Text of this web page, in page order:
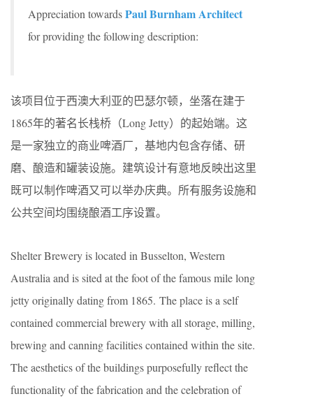
Appreciation towardsPaul Burnham Architect
for providing the following description:
该项目位于西澳大利亚的巴瑟尔顿，坐落在建于
1865年的著名长栈桥（Long Jetty）的起始端。这
是一家独立的商业啤酒厂，基地内包含存储、研
磨、酿造和罐装设施。建筑设计有意地反映出这里
既可以制作啤酒又可以举办庆典。所有服务设施和
公共空间均围绕酿酒工序设置。
Shelter Brewery is located in Busselton, Western
Australia and is sited at the foot of the famous mile long
jetty originally dating from 1865. The place is a self
contained commercial brewery with all storage, milling,
brewing and canning facilities contained within the site.
The aesthetics of the buildings purposefully reflect the
functionality of the fabrication and the celebration of